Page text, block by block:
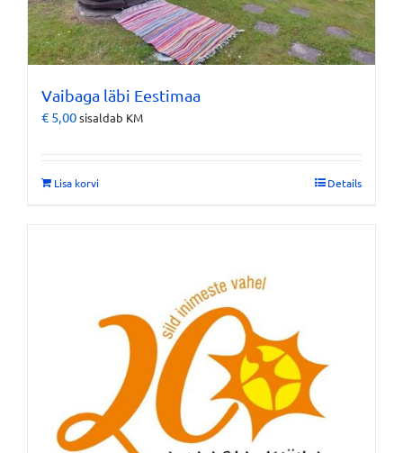
Vaibaga läbi Eestimaa
€ 5,00sisaldab KM
Lisa korvi Details